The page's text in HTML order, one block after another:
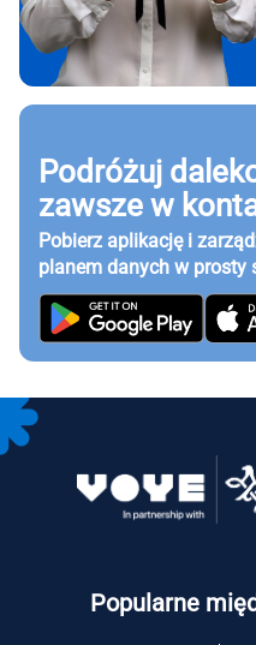
Podróżuj
zawsze w
Pobierz aplikację i
planem danych w prosty
Popularne